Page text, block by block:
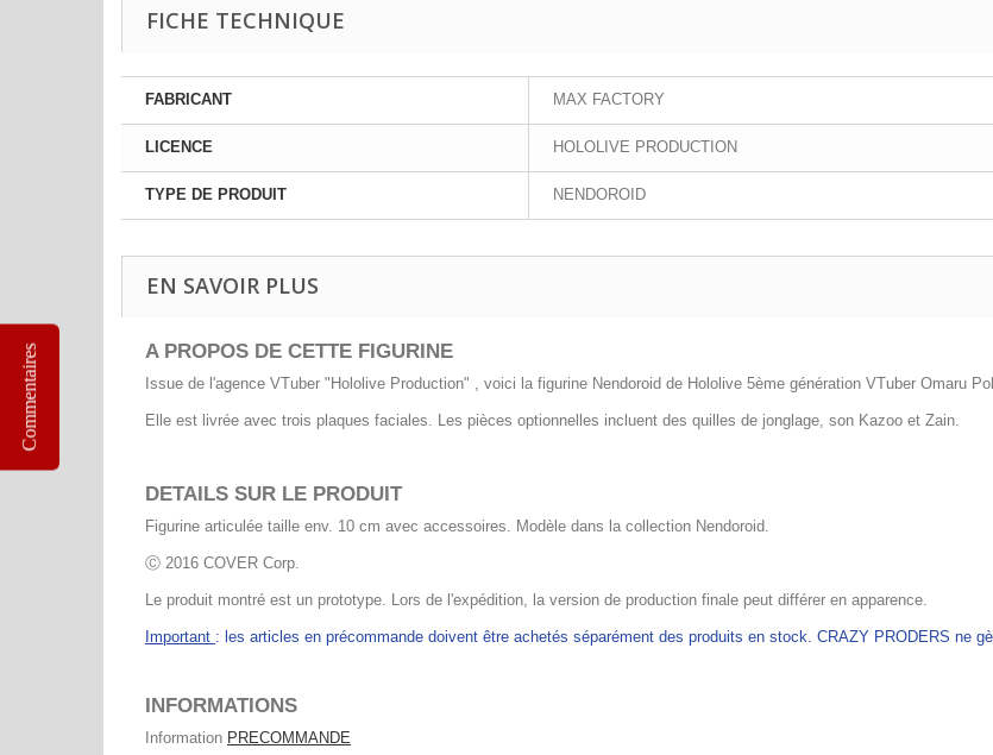
FICHE TECHNIQUE
FABRICANT MAX FACTORY
LICENCE HOLOLIVE PRODUCTION
TYPE DE PRODUIT NENDOROID
EN SAVOIR PLUS
A PROPOS DE CETTE FIGURINE
Issue de l'agence VTuber "Hololive Production" , voici la figurine Nendoroid de Hololive 5ème génération VTuber Omaru
Elle est livrée avec trois plaques faciales. Les pièces optionnelles incluent des quilles de jonglage, son Kazoo et Zain.
DETAILS SUR LE PRODUIT
Figurine articulée taille env. 10 cm avec accessoires. Modèle dans la collection Nendoroid.
Ⓒ 2016 COVER Corp.
Le produit montré est un prototype. Lors de l'expédition, la version de production finale peut différer en apparence.
Important : les articles en précommande doivent être achetés séparément des produits en stock. CRAZY PRODERS ne
INFORMATIONS
Information PRECOMMANDE
Commentaires